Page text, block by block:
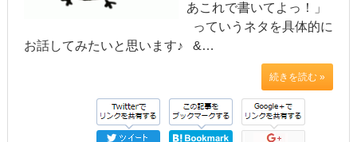
あこれで書いてよっ！」
っていうネタを具体的に
お話してみたいと思います♪ &…
続きを読む »